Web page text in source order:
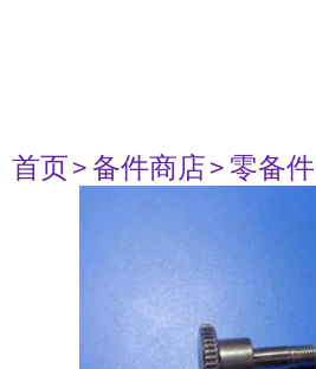
首页> 备件商店> 零备件